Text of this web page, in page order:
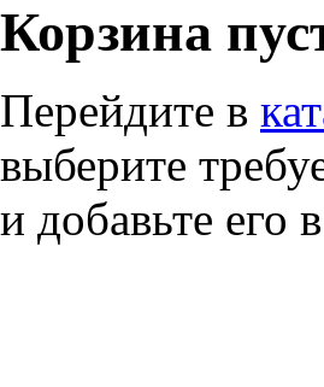
Корзина
Перейдите в
выберите
и добавьте его